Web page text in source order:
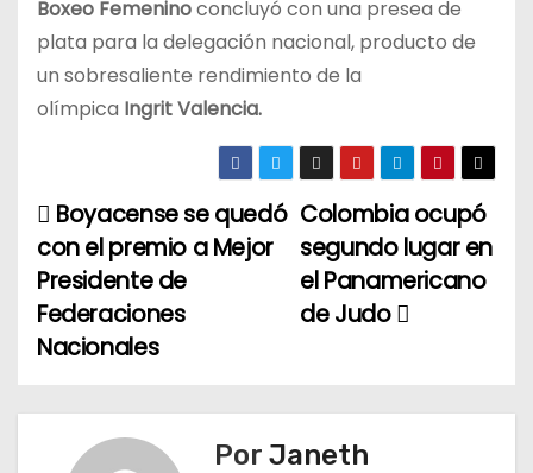
Boxeo Femeninoconcluyó con una presea de
plata para la delegación nacional, producto de
un sobresaliente rendimiento de la
olímpica Ingrit Valencia.
N
a
v
g
Colombia ocupó
segundo lugar en
el Panamericano
de Judo
Boyacense se quedó
con el premio a Mejor
Presidente de
Federaciones
Nacionales
Por Janeth